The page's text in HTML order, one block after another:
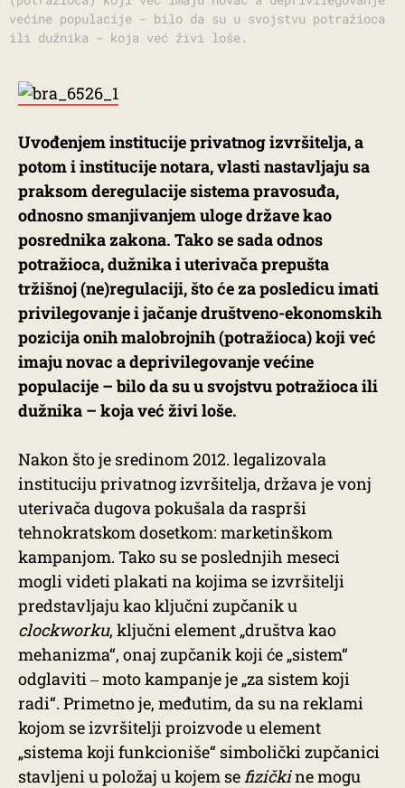
većine populacije - bilo da su u svojstvu potražioca
ili dužnika - koja već živi loše.
Uvođenjem institucije privatnog izvršitelja, a
potom i institucije notara, vlasti nastavljaju sa
praksom deregulacije sistema pravosuđa,
odnosno smanjivanjem uloge države kao
posrednika zakona. Tako se sada odnos
potražioca, dužnika i uterivača prepušta
tržišnoj (ne)regulaciji, što će za posledicu imati
privilegovanje i jačanje društveno-ekonomskih
pozicija onih malobrojnih (potražioca) koji već
imaju novac a deprivilegovanje većine
populacije – bilo da su u svojstvu potražioca ili
dužnika – koja već živi loše.
Nakon što je sredinom 2012. legalizovala
instituciju privatnog izvršitelja, država je vonj
uterivača dugova pokušala da rasprši
tehnokratskom dosetkom: marketinškom
kampanjom. Tako su se poslednjih meseci
mogli videti plakati na kojima se izvršitelji
predstavljaju kao ključni zupčanik u
clockworku, ključni element „društva kao
mehanizma“, onaj zupčanik koji će „sistem“
odglaviti ‒ moto kampanje je „za sistem koji
radi“. Primetno je, međutim, da su na reklami
kojom se izvršitelji proizvode u element
„sistema koji funkcioniše“ simbolički zupčanici
stavljeni u položaj u kojem sefizičkine mogu